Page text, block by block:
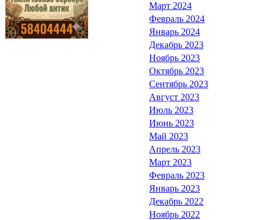
Март 2024
Февраль 2024
Январь 2024
Декабрь 2023
Ноябрь 2023
Октябрь 2023
Сентябрь 2023
Август 2023
Июль 2023
Июнь 2023
Май 2023
Апрель 2023
Март 2023
Февраль 2023
Январь 2023
Декабрь 2022
Ноябрь 2022